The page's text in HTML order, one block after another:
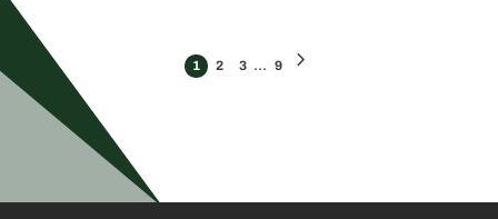
1 2 3 ... 9 chevron_right